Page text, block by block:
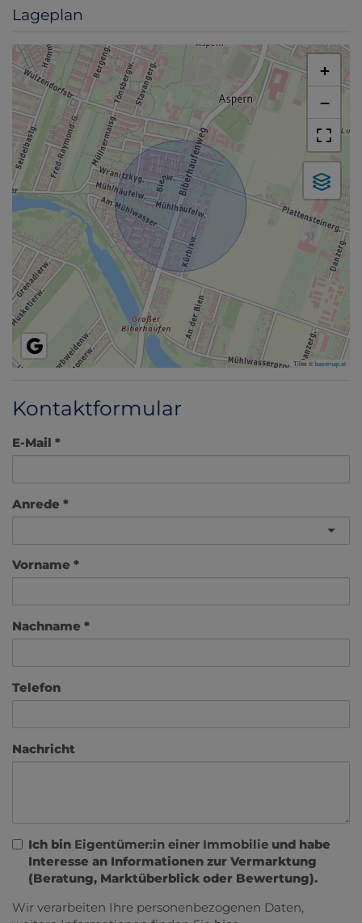
Lageplan
+
−
Tiles ©basemap.at
Kontaktformular
E-Mail
Anrede
Vorname
Nachname
Telefon
Nachricht
Ich bin Eigentümer:in einer Immobilie und habe
Interesse an Informationen zur Vermarktung
(Beratung, Marktüberblick oder Bewertung).
Wir verarbeiten Ihre personenbezogenen Daten,